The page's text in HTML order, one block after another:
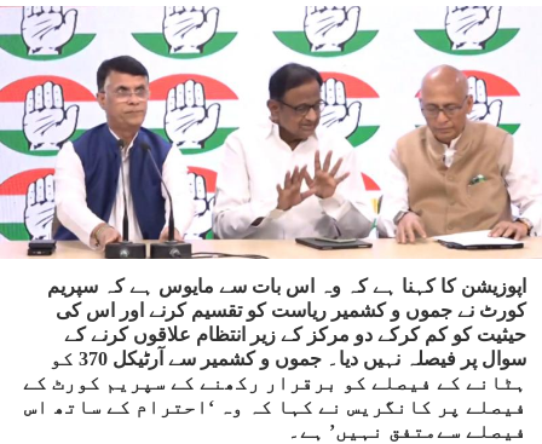
اپوزیشن کا کہنا ہے کہ وہ اس بات سے مایوس ہے کہ سپریم
کورٹ نے جموں و کشمیر ریاست کو تقسیم کرنے اور اس کی
حیثیت کو کم کرکے دو مرکز کے زیر انتظام علاقوں کرنے کے
سوال پر فیصلہ نہیں دیا۔ جموں و کشمیر سے آرٹیکل 370 کو
ہٹانے کے فیصلے کو برقرار رکھنے کے سپریم کورٹ کے
فیصلے پر کانگریس نے کہا کہ وہ ‘احترام کے ساتھ اس
فیصلے سےمتفق نہیں’ ہے۔